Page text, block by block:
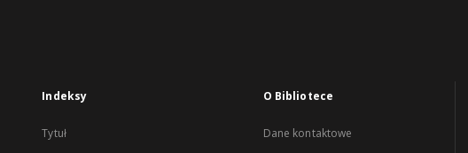
Indeksy
Tytuł
O Bibliotece
Dane kontaktowe